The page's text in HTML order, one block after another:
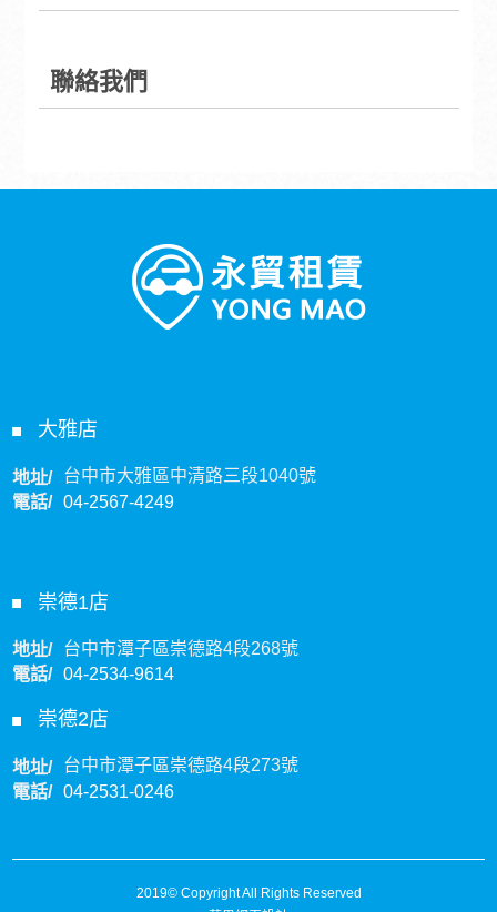
聯絡我們
大雅店
地址/
台中市大雅區中清路三段1040號
電話/ 04-2567-4249
崇德1店
地址/
台中市潭子區崇德路4段268號
電話/ 04-2534-9614
崇德2店
地址/
台中市潭子區崇德路4段273號
電話/ 04-2531-0246
2019© Copyright All Rights Reserved